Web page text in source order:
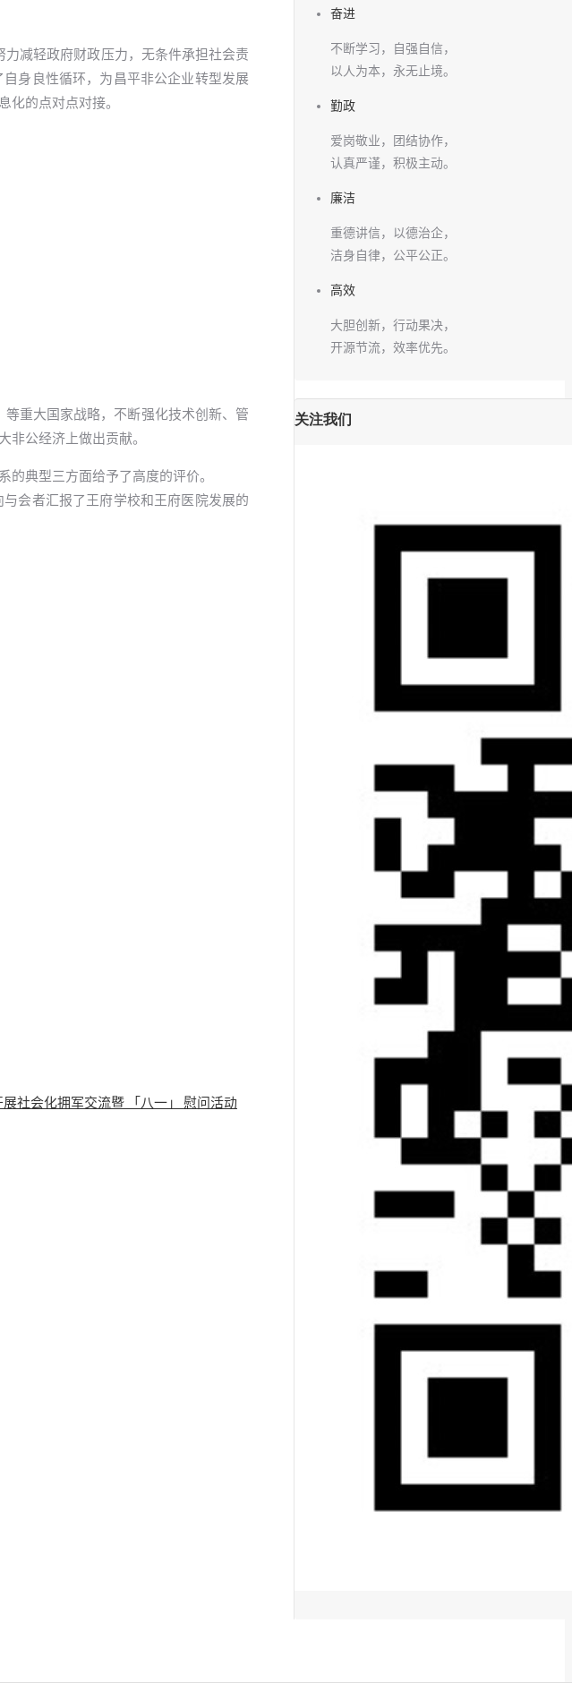
减轻政府财政压力，无条件承担社会责
身良性循环，为昌平非公企业转型发展
化的点对点对接。
重大国家战略，不断强化技术创新、管
非公经济上做出贡献。
的典型三方面给予了高度的评价。
会者汇报了王府学校和王府医院发展的
社会化拥军交流暨 「八一」 慰问活动
奋进
不断学习，自强自信，
以人为本，永无止境。
勤政
爱岗敬业，团结协作，
认真严谨，积极主动。
廉洁
重德讲信，以德治企，
洁身自律，公平公正。
高效
大胆创新，行动果决，
开源节流，效率优先。
关注我们